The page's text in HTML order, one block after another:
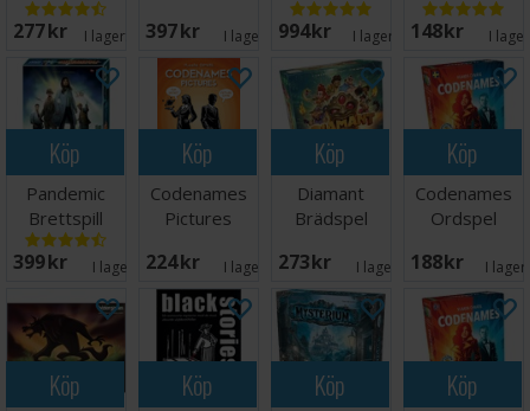
277 SEK I lager: 20+
397 SEK I lager: 1994 SEK I lager: 11
148 SEK I
Köp
Pandemic
Brettspill
399 SEK I lager: 8
Köp
Codenames
Pictures
ENGELSK
224 SEK I lager: 9
Köp
Diamant
Brädspel
273 SEK I lager:
Köp
Codenames
Ordspel
188 SEK I
Köp Köp Köp Köp